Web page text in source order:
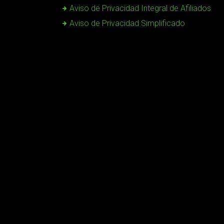
Aviso de Privacidad Integral de Afiliados
Aviso de Privacidad Simplificado